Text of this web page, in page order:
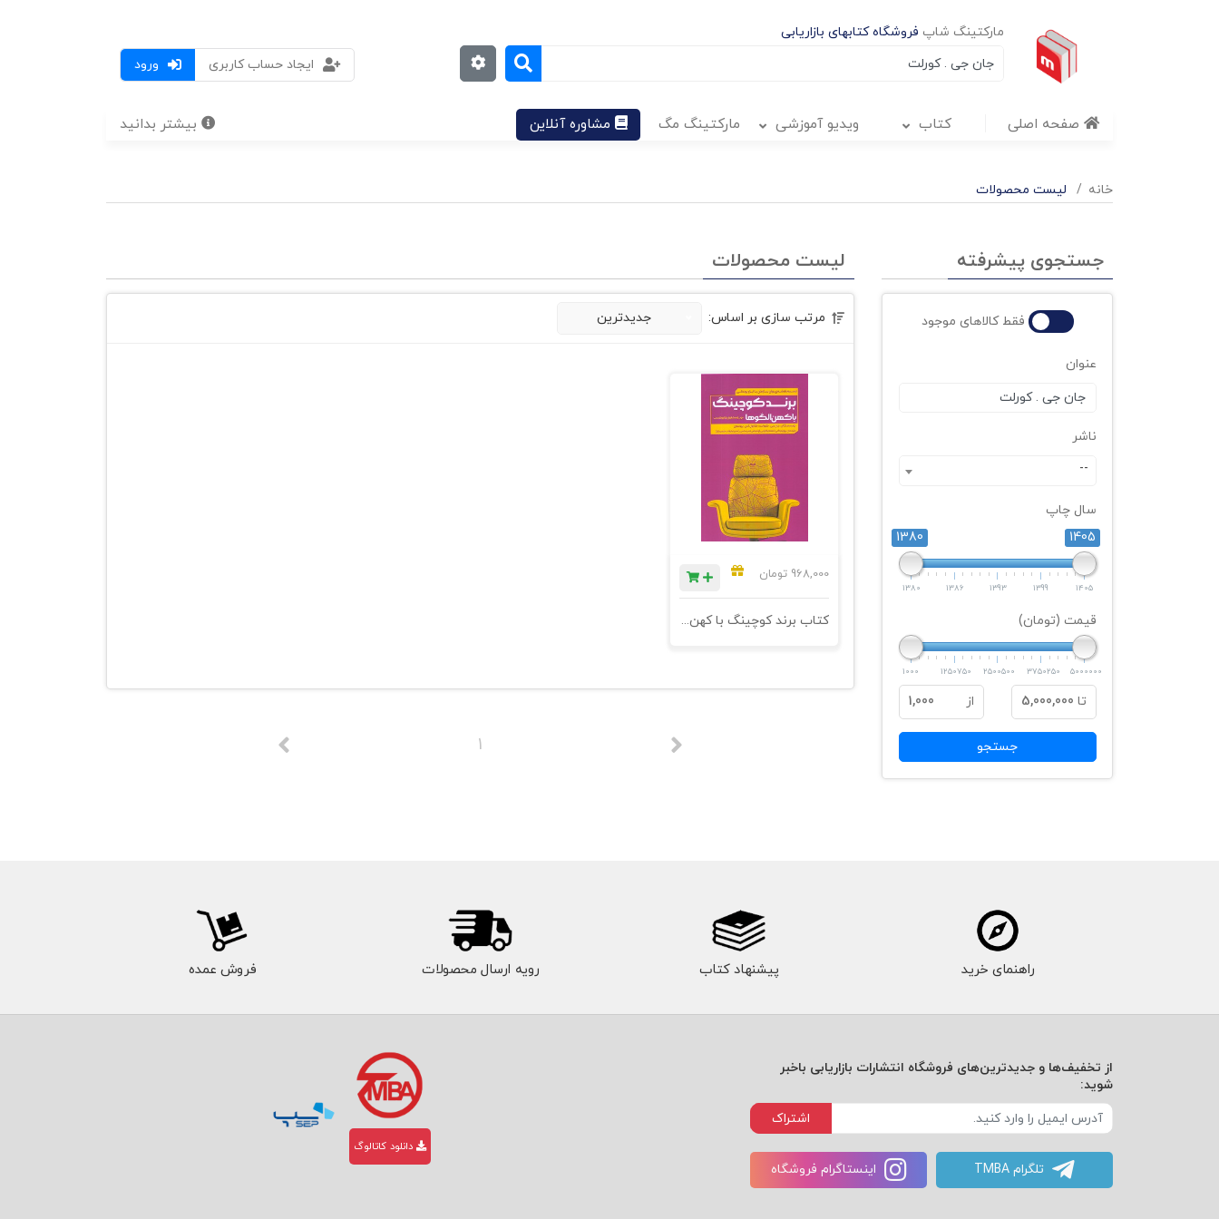
مارکتینگ شاپ فروشگاه کتابهای بازاریابی
ورود
ایجاد حساب کاربری
صفحه اصلی کتاب ویدیو آموزشی مارکتینگ مگ مشاوره آنلاین بیشتر بدانید
خانه لیست محصولات
جستجوی پیشرفته
فقط کالاهای موجود
عنوان
ناشر
--
سال چاپ
1380
1405
1380 1386 1393 1399 1405
قیمت (تومان)
1000 1250750 2500500 3750250 5000000
تا 5,000,000 از 1,000
جستجو
لیست محصولات
مرتب سازی بر اساس: جدیدترین
968,000 تومان
کتاب برند کوچینگ با کهن الگوها - ویژ مشاوران کارو کسب
1
راهنمای خرید پیشنهاد کتاب رویه ارسال محصولات فروش عمده
از تخفیف‌ها و جدیدترین‌های فروشگاه انتشارات بازاریابی باخبر
شوید:
اشتراک
تلگرام TMBA اینستاگرام فروشگاه
دانلود کاتالوگ